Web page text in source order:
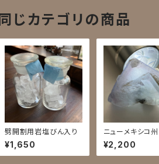
同じカテゴリの商品
劈開割用岩塩びん入り
¥1,650
ニューメキシコ
石5B
¥2,200